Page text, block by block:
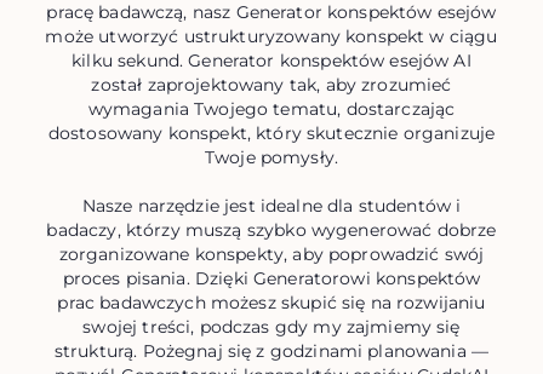
pracę badawczą, nasz Generator konspektów esejów
może utworzyć ustrukturyzowany konspekt w ciągu
kilku sekund. Generator konspektów esejów AI
został zaprojektowany tak, aby zrozumieć
wymagania Twojego tematu, dostarczając
dostosowany konspekt, który skutecznie organizuje
Twoje pomysły.
Nasze narzędzie jest idealne dla studentów i
badaczy, którzy muszą szybko wygenerować dobrze
zorganizowane konspekty, aby poprowadzić swój
proces pisania. Dzięki Generatorowi konspektów
prac badawczych możesz skupić się na rozwijaniu
swojej treści, podczas gdy my zajmiemy się
strukturą. Pożegnaj się z godzinami planowania —